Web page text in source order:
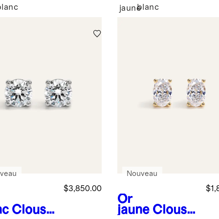
au total
d'émeraude –
jauneblanc
Clous
$3,850.00
Or
jaune Clous
Nouveau